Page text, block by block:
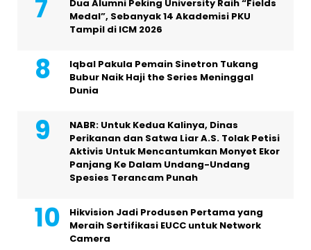
Dua Alumni Peking University Raih “Fields
Medal”, Sebanyak 14 Akademisi PKU
Tampil di ICM 2026
Iqbal Pakula Pemain Sinetron Tukang
Bubur Naik Haji the Series Meninggal
Dunia
NABR: Untuk Kedua Kalinya, Dinas
Perikanan dan Satwa Liar A.S. Tolak Petisi
Aktivis Untuk Mencantumkan Monyet Ekor
Panjang Ke Dalam Undang-Undang
Spesies Terancam Punah
Hikvision Jadi Produsen Pertama yang
Meraih Sertifikasi EUCC untuk Network
Camera